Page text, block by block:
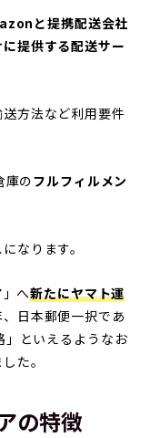
と提携配送会社
提供する配送サー
方法など利用要件
庫のフルフィルメン
なります。
へ新たにヤマト運
日本郵便一択であ
といえるようなお
た。
の特徴